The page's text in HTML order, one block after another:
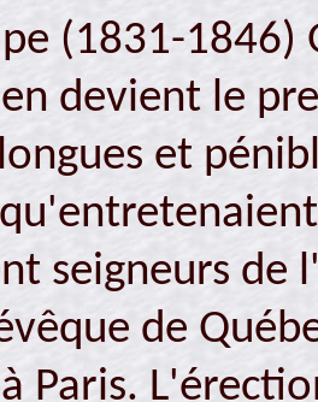
(1831-1846)
devient le
et
seigneurs de
de
Paris.